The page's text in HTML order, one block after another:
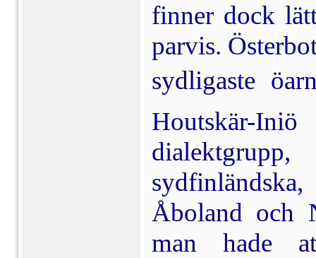
finner dock
parvis.
sydligaste
Houtskär-
Åboland och
man hade